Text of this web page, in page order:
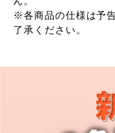
※各商品の仕様は予
了承ください。